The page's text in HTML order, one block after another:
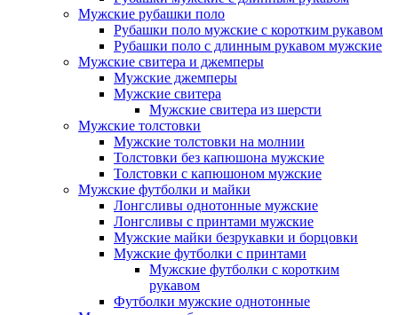
Мужские рубашки поло
Рубашки поло мужские с коротким рукавом
Рубашки поло с длинным рукавом мужские
Мужские свитера и джемперы
Мужские джемперы
Мужские свитера
Мужские свитера из шерсти
Мужские толстовки
Мужские толстовки на молнии
Толстовки без капюшона мужские
Толстовки с капюшоном мужские
Мужские футболки и майки
Лонгсливы однотонные мужские
Лонгсливы с принтами мужские
Мужские майки безрукавки и борцовки
Мужские футболки с принтами
Мужские футболки с коротким
рукавом
Футболки мужские однотонные